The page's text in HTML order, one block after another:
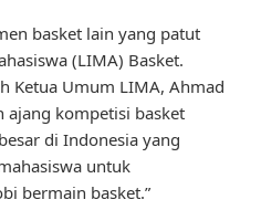
basket lain yang patut
(LIMA) Basket.
Ketua Umum LIMA, Ahmad
ajang kompetisi basket
di Indonesia yang
untuk
bermain basket.”